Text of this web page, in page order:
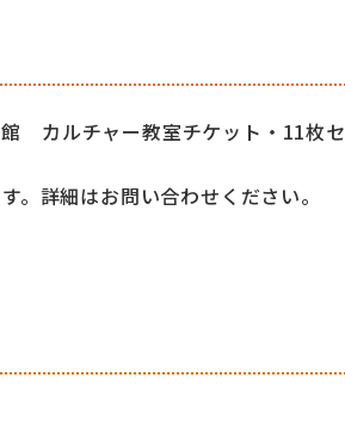
カルチャー教室チケット・11枚セ
詳細はお問い合わせください。